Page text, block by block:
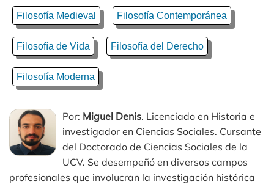
Filosofía Medieval Filosofía Contemporánea
Filosofía de Vida Filosofía del Derecho
Filosofía Moderna
Por: Miguel Denis. Licenciado en Historia e
investigador en Ciencias Sociales. Cursante
del Doctorado de Ciencias Sociales de la
UCV. Se desempeñó en diversos campos
profesionales que involucran la investigación histórica